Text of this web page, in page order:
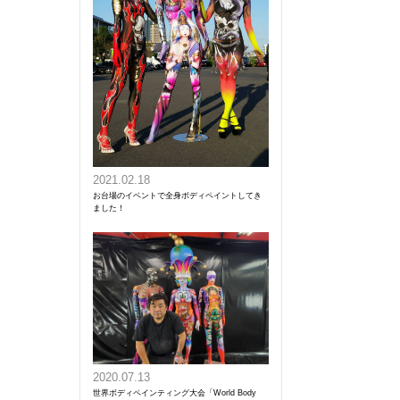
2021.02.18
お台場のイベントで全身ボディペイントしてき
ました！
2020.07.13
世界ボディペインティング大会「World Body